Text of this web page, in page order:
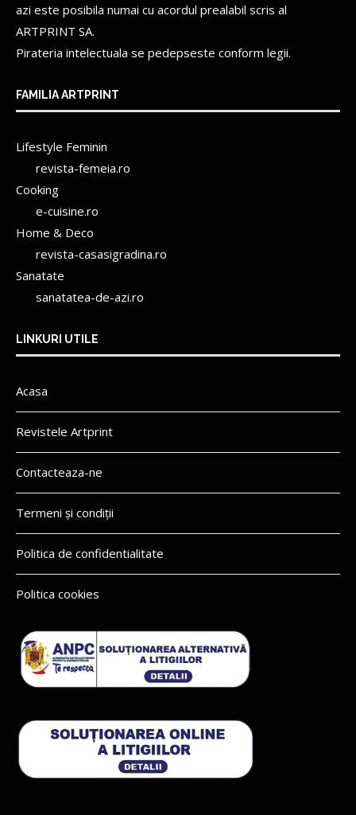
azi este posibila numai cu acordul prealabil scris al
ARTPRINT SA.
Pirateria intelectuala se pedepseste conform legii.
FAMILIA ARTPRINT
Lifestyle Feminin
revista-femeia.ro
Cooking
e-cuisine.ro
Home & Deco
revista-casasigradina.ro
Sanatate
sanatatea-de-azi.ro
LINKURI UTILE
Acasa
Revistele Artprint
Contacteaza-ne
Termeni și condiții
Politica de confidentialitate
Politica cookies